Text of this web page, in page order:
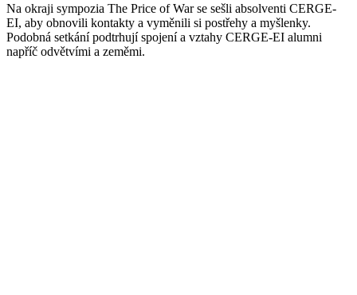
Na okraji sympozia The Price of War se sešli absolventi CERGE-
EI, aby obnovili kontakty a vyměnili si postřehy a myšlenky.
Podobná setkání podtrhují spojení a vztahy CERGE-EI alumni
napříč odvětvími a zeměmi.